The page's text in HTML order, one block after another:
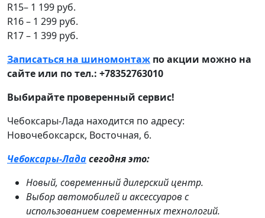
R15– 1 199 руб.
R16 – 1 299 руб.
R17 – 1 399 руб.
Записаться на шиномонтаж по акции можно на
сайте или по тел.: +78352763010
Выбирайте проверенный сервис!
Чебоксары-Лада находится по адресу:
Новочебоксарск, Восточная, 6.
Чебоксары-Ладасегодня это:
Новый, современный дилерский центр.
Выбор автомобилей и аксессуаров с
использованием современных технологий.